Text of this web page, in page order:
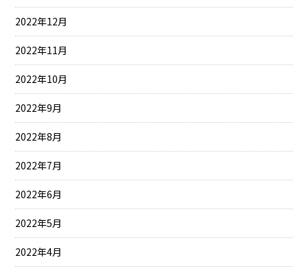
2022年12月
2022年11月
2022年10月
2022年9月
2022年8月
2022年7月
2022年6月
2022年5月
2022年4月